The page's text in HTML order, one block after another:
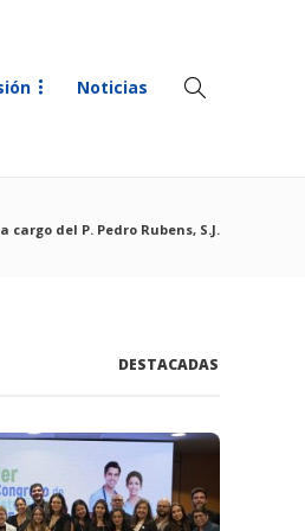
Noticias
del P. Pedro Rubens, S.J.
DESTACADAS